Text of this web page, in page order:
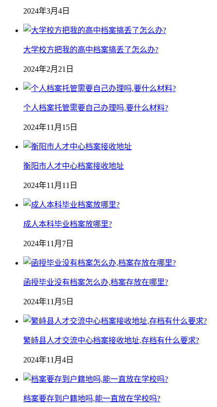
2024年3月4日
大学校方把我的高中档案搞丢了怎么办?
2024年2月21日
个人档案托管需要自己办理吗,要什么材料?
2024年11月15日
衡阳市人才中心档案接收地址
2024年11月11日
成人本科毕业档案放哪里?
2024年11月7日
函授毕业没有档案怎么办,档案存放在哪里?
2024年11月5日
繁峙县人才交流中心档案接收地址,存档有什么要求?
2024年11月4日
档案要存到户籍地吗,能一直放在学校吗?